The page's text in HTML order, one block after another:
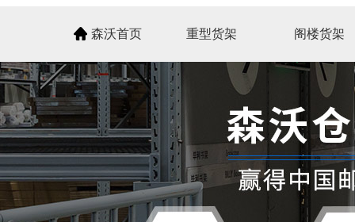
森沃首页 重型货架 阁楼货架